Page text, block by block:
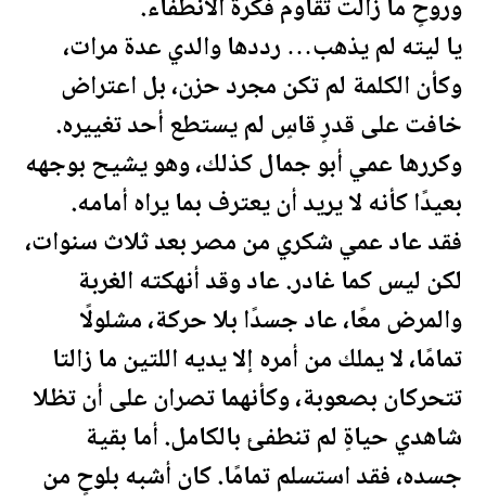
وروحٍ ما زالت تقاوم فكرة الانطفاء.
يا ليته لم يذهب… رددها والدي عدة مرات،
وكأن الكلمة لم تكن مجرد حزن، بل اعتراض
خافت على قدرٍ قاسٍ لم يستطع أحد تغييره.
وكررها عمي أبو جمال كذلك، وهو يشيح بوجهه
بعيدًا كأنه لا يريد أن يعترف بما يراه أمامه.
فقد عاد عمي شكري منمصربعد ثلاث سنوات،
لكن ليس كما غادر. عاد وقد أنهكته الغربة
والمرض معًا، عاد جسدًا بلا حركة، مشلولًا
تمامًا، لا يملك من أمره إلا يديه اللتين ما زالتا
تتحركان بصعوبة، وكأنهما تصران على أن تظلا
شاهدي حياةٍ لم تنطفئ بالكامل. أما بقية
جسده، فقد استسلم تمامًا. كان أشبه بلوحٍ من